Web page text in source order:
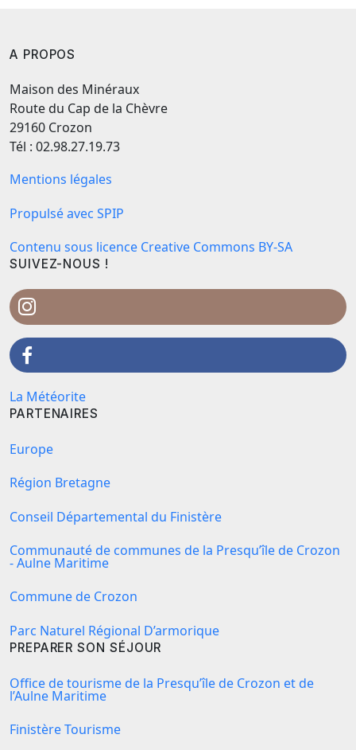
A PROPOS
Maison des Minéraux
Route du Cap de la Chèvre
29160 Crozon
Tél : 02.98.27.19.73
Mentions légales
Propulsé avec SPIP
Contenu sous licence Creative Commons BY-SA
SUIVEZ-NOUS !
La Météorite
PARTENAIRES
Europe
Région Bretagne
Conseil Départemental du Finistère
Communauté de communes de la Presqu’île de Crozon
- Aulne Maritime
Commune de Crozon
Parc Naturel Régional D’armorique
PREPARER SON SÉJOUR
Office de tourisme de la Presqu’île de Crozon et de
l’Aulne Maritime
Finistère Tourisme